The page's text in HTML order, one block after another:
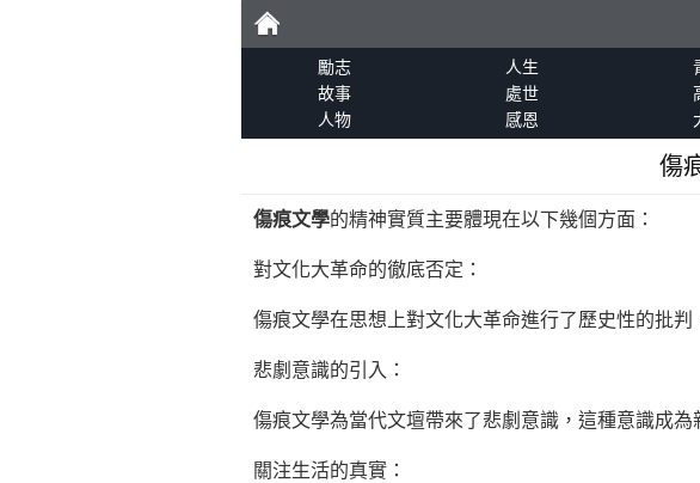
勵
勵志 人生
故事
處世
人物
感恩
傷
傷痕文學的精神實質主要體現在以下幾個方面：
對文化大革命的徹底否定：
傷痕文學在思想上對文化大革命進行了歷史性的批
悲劇意識的引入：
傷痕文學為當代文壇帶來了悲劇意識，這種意識成
關注生活的真實：